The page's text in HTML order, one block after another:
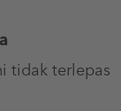
tidak terlepas